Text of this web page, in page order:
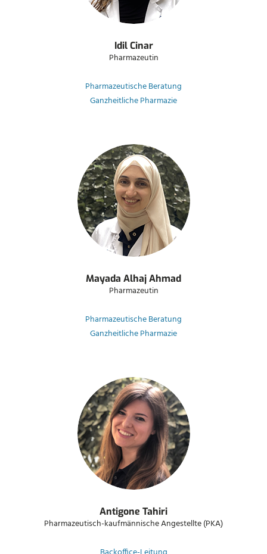
Idil Cinar
Pharmazeutin
Pharmazeutische Beratung
Ganzheitliche Pharmazie
Mayada Alhaj Ahmad
Pharmazeutin
Pharmazeutische Beratung
Ganzheitliche Pharmazie
Antigone Tahiri
Pharmazeutisch-kaufmännische Angestellte (PKA)